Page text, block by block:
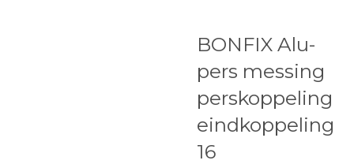
BONFIX Alu-
pers messing
perskoppeling
eindkoppeling
16